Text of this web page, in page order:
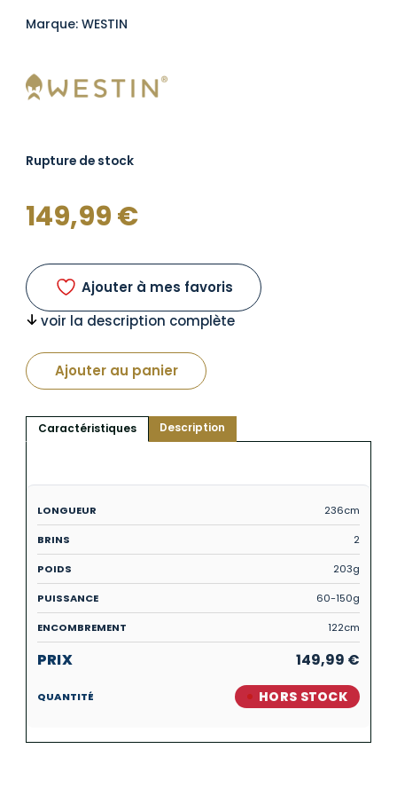
Marque: WESTIN
Rupture de stock
149,99€
Ajouter à mes favoris
voir la description complète
Ajouter au panier
Caractéristiques Description
236cm
2
203g
60-150g
122cm
149,99 €
HORS STOCK